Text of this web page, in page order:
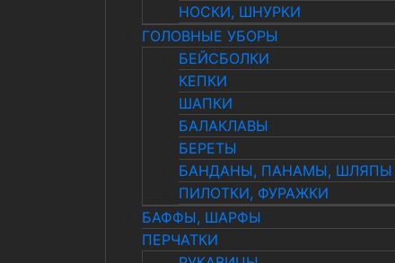
НОСКИ, ШНУРКИ
ГОЛОВНЫЕ УБОРЫ
БЕЙСБОЛКИ
КЕПКИ
ШАПКИ
БАЛАКЛАВЫ
БЕРЕТЫ
БАНДАНЫ, ПАНАМЫ, ШЛЯПЫ
ПИЛОТКИ, ФУРАЖКИ
БАФФЫ, ШАРФЫ
ПЕРЧАТКИ